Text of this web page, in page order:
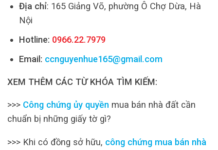
Địa chỉ: 165 Giảng Võ, phường Ô Chợ Dừa, Hà
Nội
Hotline: 0966.22.7979
Email: ccnguyenhue165@gmail.com
XEM THÊM CÁC TỪ KHÓA TÌM KIẾM:
>>> Công chứng ủy quyền mua bán nhà đất cần
chuẩn bị những giấy tờ gì?
>>> Khi có đồng sở hữu, công chứng mua bán nhà